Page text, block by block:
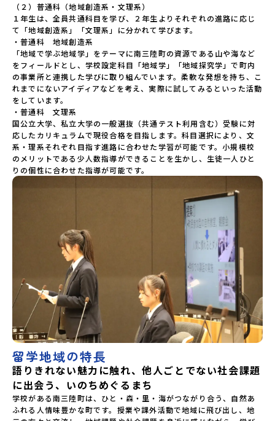
（２）普通科（地域創造系・文理系）
１年生は、全員共通科目を学び、２年生よりそれぞれの進路に応じ
て「地域創造系」「文理系」に分かれて学びます。
・普通科　地域創造系
「地域で学ぶ地域学」をテーマに南三陸町の資源である山や海など
をフィールドとし、学校設定科目「地域学」「地域探究学」で町内
の事業所と連携した学びに取り組んでいます。柔軟な発想を持ち、こ
れまでにないアイディアなどを考え、実際に試してみるといった活動
をしています。
・普通科　文理系
国公立大学、私立大学の一般選抜（共通テスト利用含む）受験に対
応したカリキュラムで現役合格を目指します。科目選択により、文
系・理系それぞれ目指す進路に合わせた学習が可能です。小規模校
のメリットである少人数指導ができることを生かし、生徒一人ひと
りの個性に合わせた指導が可能です。
留学地域の特長
語りきれない魅力に触れ、他人ごとでない社会課題
に出会う、いのちめぐるまち
学校がある南三陸町は、ひと・森・里・海がつながり合う、自然あ
ふれる人情味豊かな町です。授業や課外活動で地域に飛び出し、地